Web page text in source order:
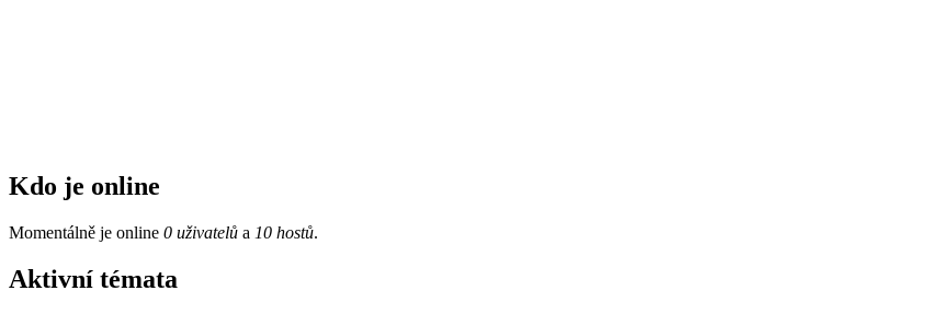
Kdo je online
Momentálně je online 0 uživatelů a 10 hostů.
Aktivní témata